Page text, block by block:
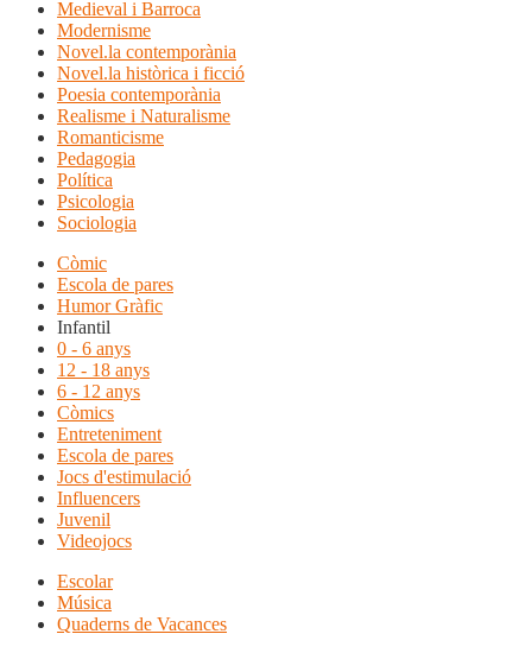
Medieval i Barroca
Modernisme
Novel.la contemporània
Novel.la històrica i ficció
Poesia contemporània
Realisme i Naturalisme
Romanticisme
Pedagogia
Política
Psicologia
Sociologia
Còmic
Escola de pares
Humor Gràfic
Infantil
0 - 6 anys
12 - 18 anys
6 - 12 anys
Còmics
Entreteniment
Escola de pares
Jocs d'estimulació
Influencers
Juvenil
Videojocs
Escolar
Música
Quaderns de Vacances